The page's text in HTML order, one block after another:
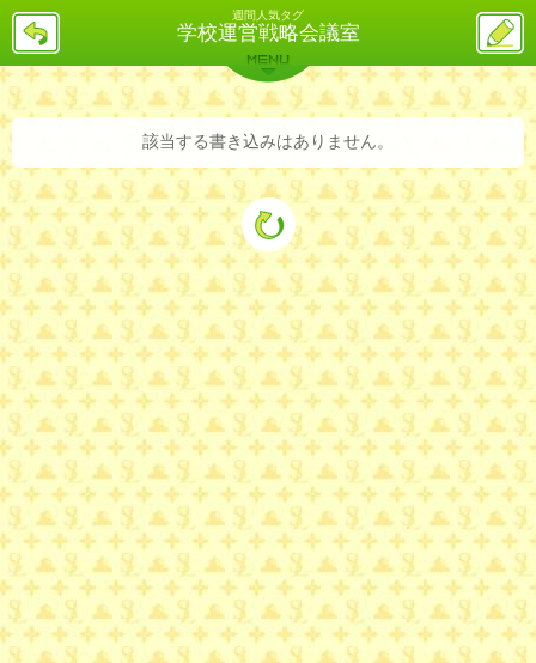
週間人気タグ
学校運営戦略会議室
戻
ス
投
稿
バックナンバー 詳細検索 ランキング
MENU
該当する書き込みはありません。